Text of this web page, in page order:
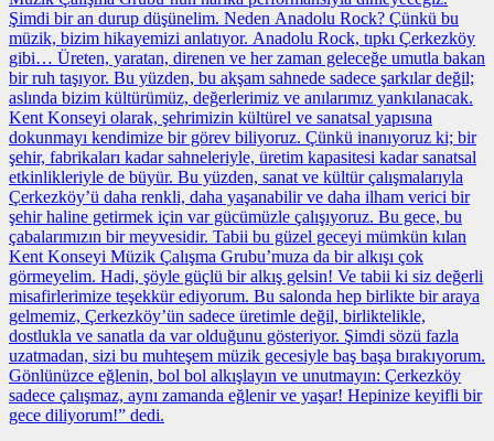
Şimdi bir an durup düşünelim. Neden Anadolu Rock? Çünkü bu
müzik, bizim hikayemizi anlatıyor. Anadolu Rock, tıpkı Çerkezköy
gibi… Üreten, yaratan, direnen ve her zaman geleceğe umutla bakan
bir ruh taşıyor. Bu yüzden, bu akşam sahnede sadece şarkılar değil;
aslında bizim kültürümüz, değerlerimiz ve anılarımız yankılanacak.
Kent Konseyi olarak, şehrimizin kültürel ve sanatsal yapısına
dokunmayı kendimize bir görev biliyoruz. Çünkü inanıyoruz ki; bir
şehir, fabrikaları kadar sahneleriyle, üretim kapasitesi kadar sanatsal
etkinlikleriyle de büyür. Bu yüzden, sanat ve kültür çalışmalarıyla
Çerkezköy’ü daha renkli, daha yaşanabilir ve daha ilham verici bir
şehir haline getirmek için var gücümüzle çalışıyoruz. Bu gece, bu
çabalarımızın bir meyvesidir. Tabii bu güzel geceyi mümkün kılan
Kent Konseyi Müzik Çalışma Grubu’muza da bir alkışı çok
görmeyelim. Hadi, şöyle güçlü bir alkış gelsin! Ve tabii ki siz değerli
misafirlerimize teşekkür ediyorum. Bu salonda hep birlikte bir araya
gelmemiz, Çerkezköy’ün sadece üretimle değil, birliktelikle,
dostlukla ve sanatla da var olduğunu gösteriyor. Şimdi sözü fazla
uzatmadan, sizi bu muhteşem müzik gecesiyle baş başa bırakıyorum.
Gönlünüzce eğlenin, bol bol alkışlayın ve unutmayın: Çerkezköy
sadece çalışmaz, aynı zamanda eğlenir ve yaşar! Hepinize keyifli bir
gece diliyorum!” dedi.